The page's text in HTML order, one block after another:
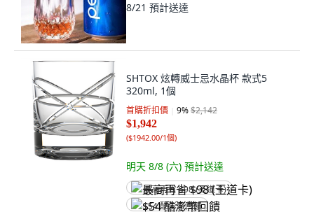
8/21 預計送達
SHTOX 炫轉威士忌水晶杯 款式5
320ml, 1個
首購折扣價 9%$2,142
$1,942
($1942.00/1個)
明天 8/8 (六) 預計送達
最高再省 $98 (王道卡)
$54 酷澎幣回饋